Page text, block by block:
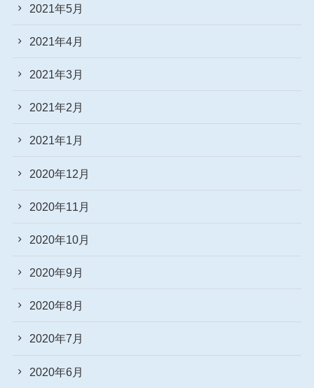
2021年5月
2021年4月
2021年3月
2021年2月
2021年1月
2020年12月
2020年11月
2020年10月
2020年9月
2020年8月
2020年7月
2020年6月